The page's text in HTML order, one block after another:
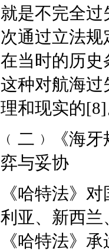
就是不完全
次通过立法
在当时的历史
这种对航海过
理和现实的
﹙二﹚《海
弈与妥协
《哈特法》
利亚、新西兰
《哈特法》